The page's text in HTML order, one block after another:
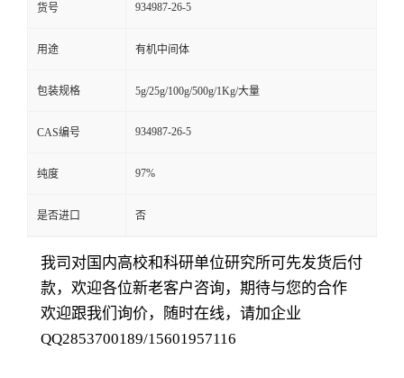
货号 934987-26-5
用途 有机中间体
包装规格 5g/25g/100g/500g/1Kg/大量
CAS编号 934987-26-5
纯度 97%
是否进口 否
我司对国内高校和科研单位研究所可先发货后付
款，欢迎各位新老客户咨询，期待与您的合作
欢迎跟我们询价，随时在线，请加企业
QQ2853700189/15601957116